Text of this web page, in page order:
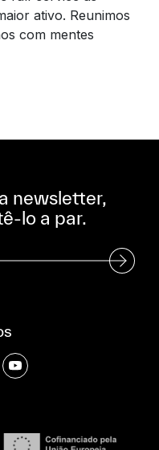
ativo. Reunimos
com mentes
newsletter,
lo a par.